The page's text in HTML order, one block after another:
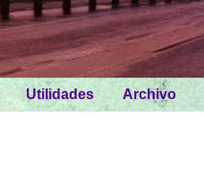
Utilidades Archivo